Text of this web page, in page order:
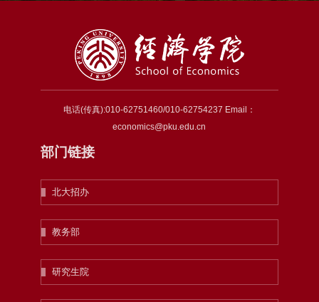
电话(传真):010-62751460/010-62754237 Email：
economics@pku.edu.cn
部门链接
北大招办
教务部
研究生院